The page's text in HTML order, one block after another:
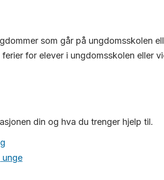
som går på ungdomsskolen
for elever i ungdomsskolen eller
din og hva du trenger hjelp til.
unge